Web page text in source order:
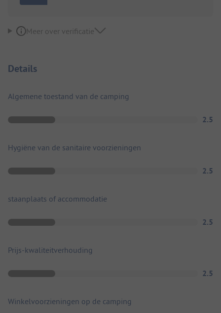
Meer over verificatie
Details
Algemene toestand van de camping
2.5
Hygiëne van de sanitaire voorzieningen
2.5
staanplaats of accommodatie
2.5
Prijs-kwaliteitverhouding
2.5
Winkelvoorzieningen op de camping